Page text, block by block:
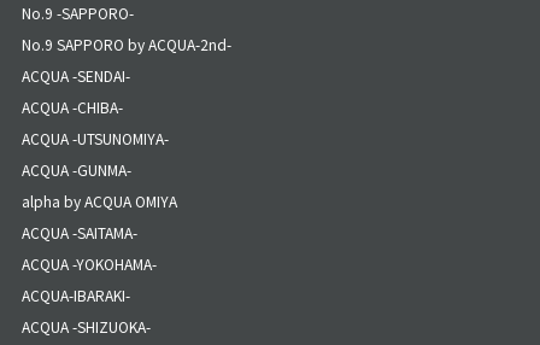
No.9 -SAPPORO-
No.9 SAPPORO by ACQUA-2nd-
ACQUA -SENDAI-
ACQUA -CHIBA-
ACQUA -UTSUNOMIYA-
ACQUA -GUNMA-
alpha by ACQUA OMIYA
ACQUA -SAITAMA-
ACQUA -YOKOHAMA-
ACQUA-IBARAKI-
ACQUA -SHIZUOKA-